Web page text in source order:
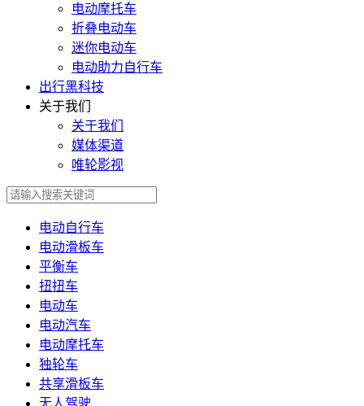
电动摩托车
折叠电动车
迷你电动车
电动助力自行车
出行黑科技
关于我们
关于我们
媒体渠道
唯轮影视
电动自行车
电动滑板车
平衡车
扭扭车
电动车
电动汽车
电动摩托车
独轮车
共享滑板车
无人驾驶